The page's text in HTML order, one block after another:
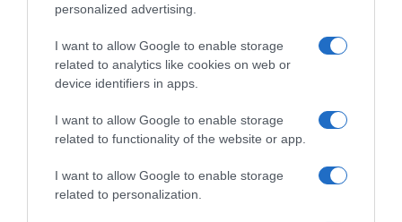
personalized advertising.
I want to allow Google to enable storage
related to analytics like cookies on web or
device identifiers in apps.
I want to allow Google to enable storage
related to functionality of the website or app.
I want to allow Google to enable storage
related to personalization.
Ανοίγει τη Δευτέρα η Παλαιά